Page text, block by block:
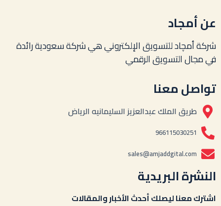
عن أمجاد
شركة أمچاد للتسويق الإلكتروني هي شركة سعودية رائدة
في مجال التسويق الرقمي
تواصل معنا
طريق الملك عبدالعزيز السليمانيه الرياض
966115030251
sales@amjaddgital.com
النشرة البريدية
اشترك معنا ليصلك أحدث الأخبار والمقالات